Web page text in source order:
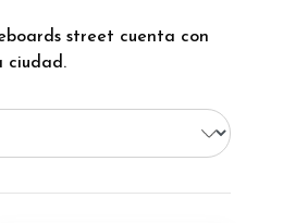
street cuenta con
ciudad.